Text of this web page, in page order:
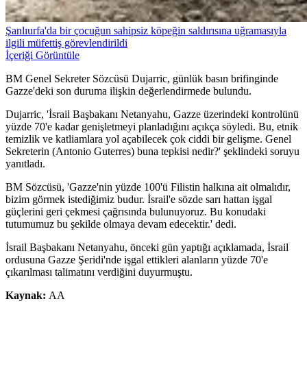
Şanlıurfa'da bir çocuğun sahipsiz köpeğin saldırısına uğramasıyla
ilgili müfettiş görevlendirildi
İçeriği Görüntüle
BM Genel Sekreter Sözcüsü Dujarric, günlük basın brifinginde
Gazze'deki son duruma ilişkin değerlendirmede bulundu.
Dujarric, 'İsrail Başbakanı Netanyahu, Gazze üzerindeki kontrolünü
yüzde 70'e kadar genişletmeyi planladığını açıkça söyledi. Bu, etnik
temizlik ve katliamlara yol açabilecek çok ciddi bir gelişme. Genel
Sekreterin (Antonio Guterres) buna tepkisi nedir?' şeklindeki soruyu
yanıtladı.
BM Sözcüsü, 'Gazze'nin yüzde 100'ü Filistin halkına ait olmalıdır,
bizim görmek istediğimiz budur. İsrail'e sözde sarı hattan işgal
güçlerini geri çekmesi çağrısında bulunuyoruz. Bu konudaki
tutumumuz bu şekilde olmaya devam edecektir.' dedi.
İsrail Başbakanı Netanyahu, önceki gün yaptığı açıklamada, İsrail
ordusuna Gazze Şeridi'nde işgal ettikleri alanların yüzde 70'e
çıkarılması talimatını verdiğini duyurmuştu.
Kaynak: AA